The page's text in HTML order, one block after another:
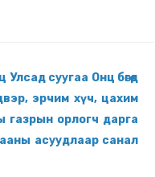
суугаа Онц бөгөөд
эрчим хүч, цахим
газрын орлогч дарга
асуудлаар санал